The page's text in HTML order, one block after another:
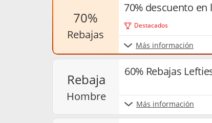
Destacados
70%
rebajas
70% descuento en
Más información
rebaja
hombre
60% Rebajas
Más información